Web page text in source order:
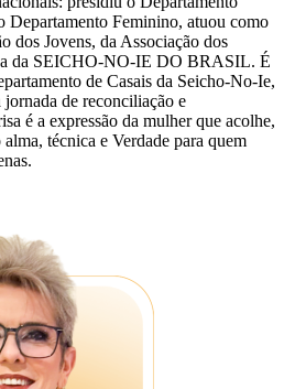
Departamento Feminino, atuou como
dos Jovens, da Associação dos
da SEICHO-NO-IE DO BRASIL. É
de Casais da Seicho-No-Ie,
de reconciliação e
é a expressão da mulher que acolhe,
técnica e Verdade para quem